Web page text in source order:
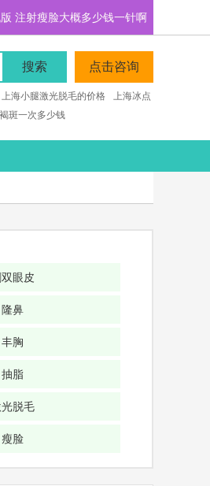
注射瘦脸大概多少钱一针啊
搜索 点击咨询
上海小腿激光脱毛的价格
上海冰点
斑一次多少钱
眼皮
隆鼻
丰胸
抽脂
脱毛
瘦脸